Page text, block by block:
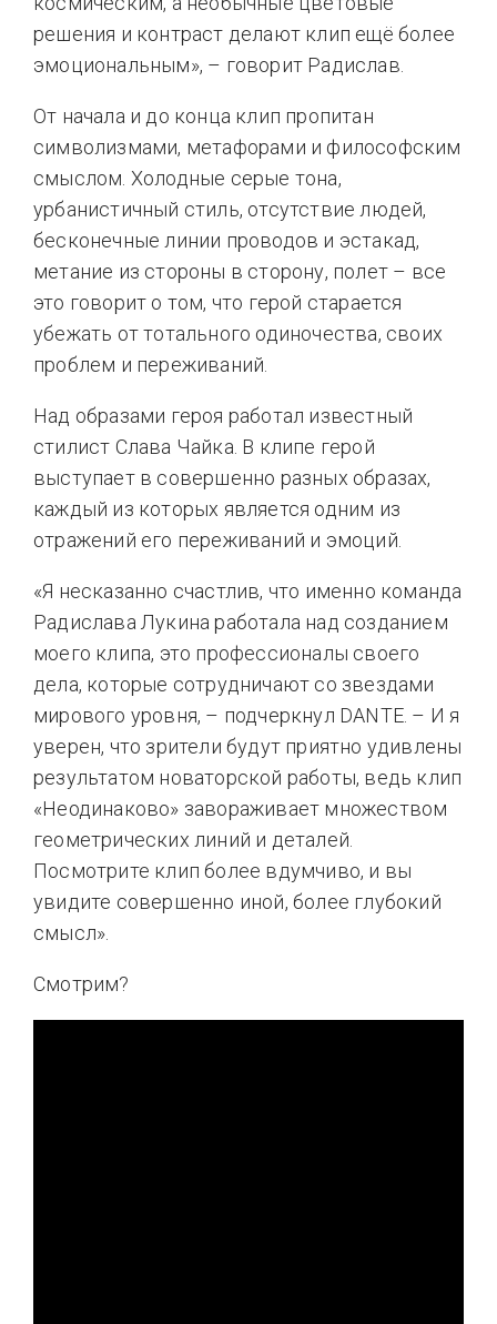
решения и контраст делают клип ещё более
эмоциональным», – говорит Радислав.
От начала и до конца клип пропитан
символизмами, метафорами и философским
смыслом. Холодные серые тона,
урбанистичный стиль, отсутствие людей,
бесконечные линии проводов и эстакад,
метание из стороны в сторону, полет – все
это говорит о том, что герой старается
убежать от тотального одиночества, своих
проблем и переживаний.
Над образами героя работал известный
стилист Слава Чайка. В клипе герой
выступает в совершенно разных образах,
каждый из которых является одним из
отражений его переживаний и эмоций.
«Я несказанно счастлив, что именно команда
Радислава Лукина работала над созданием
моего клипа, это профессионалы своего
дела, которые сотрудничают со звездами
мирового уровня, – подчеркнул DANTE. – И я
уверен, что зрители будут приятно удивлены
результатом новаторской работы, ведь клип
«Неодинаково» завораживает множеством
геометрических линий и деталей.
Посмотрите клип более вдумчиво, и вы
увидите совершенно иной, более глубокий
смысл».
Смотрим?